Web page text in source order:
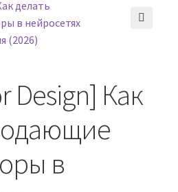
Design] Как
в